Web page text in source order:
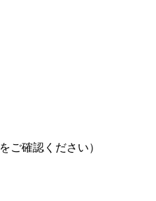
をご確認ください）